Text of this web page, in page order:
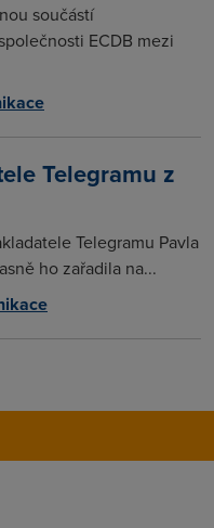
součástí
ECDB mezi
Telegramu z
Telegramu Pavla
ho zařadila na...